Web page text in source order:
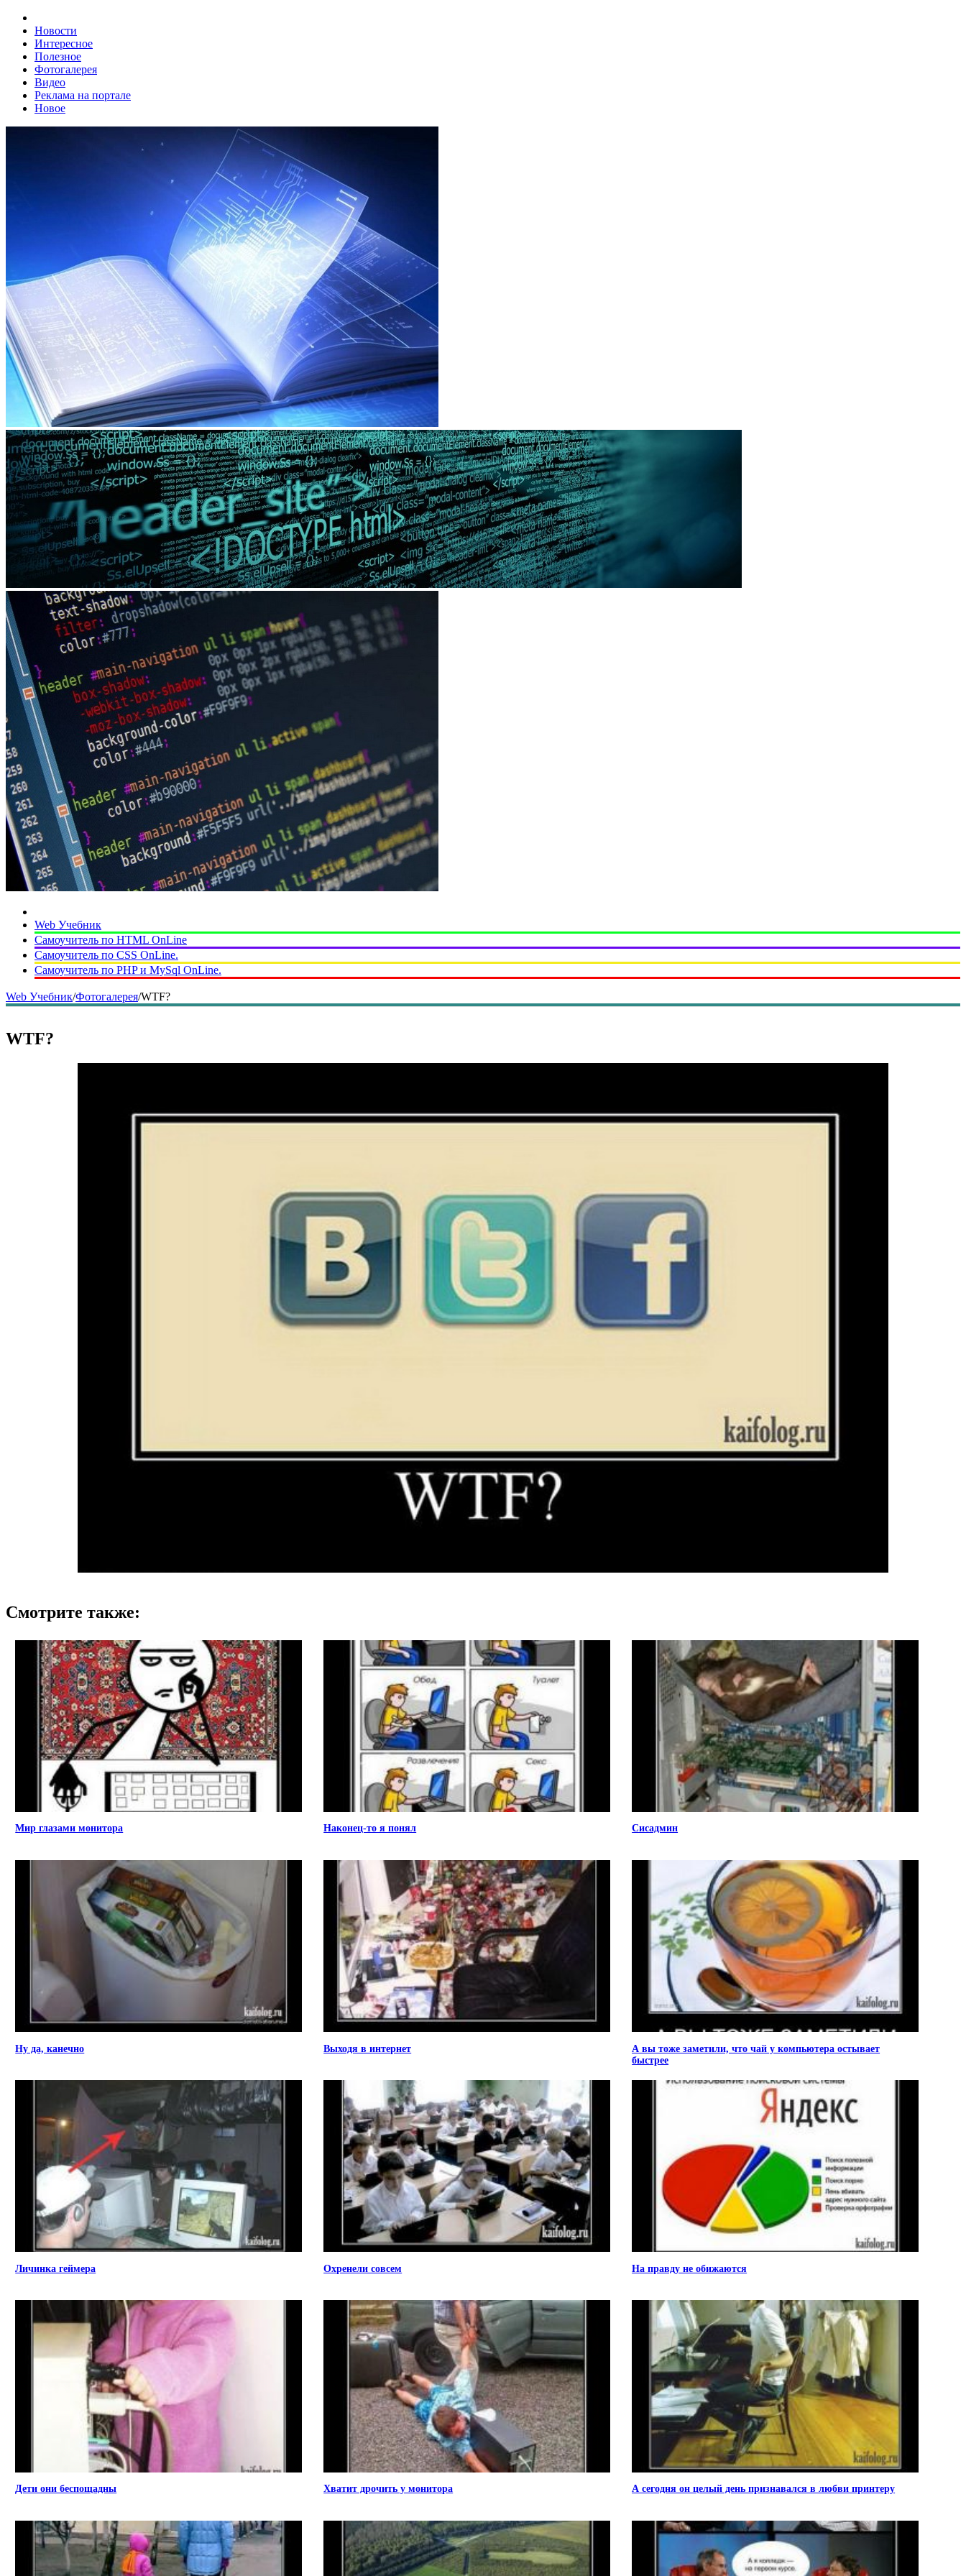
Новости
Интересное
Полезное
Фотогалерея
Видео
Реклама на портале
Новое
Web Учебник
Самоучитель по HTML OnLine
Самоучитель по CSS OnLine.
Самоучитель по PHP и MySql OnLine.
Web Учебник/Фотогалерея/WTF?
WTF?
Смотрите также:
Мир глазами монитора Наконец-то я понял Сисадмин
Ну да, канечно Выходя в интернет
А вы тоже заметили, что чай у компьютера остывает
быстрее
Личинка геймера Охренели совсем На правду не обижаются
Дети они беспощадны Хватит дрочить у монитора А сегодня он целый день признавался в любви принтеру